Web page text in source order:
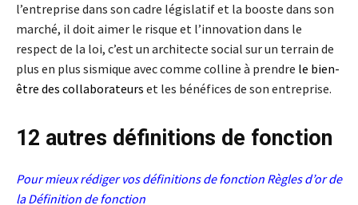
l’entreprise dans son cadre législatif et la booste dans son
marché, il doit aimer le risque et l’innovation dans le
respect de la loi, c’est un architecte social sur un terrain de
plus en plus sismique avec comme colline à prendre le bien-
être des collaborateurs et les bénéfices de son entreprise.
12 autres définitions de fonction
Pour mieux rédiger vos définitions de fonction Règles d’or de
la Définition de fonction